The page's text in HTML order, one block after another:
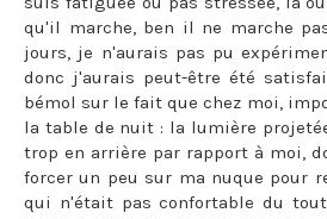
qu'il marche, ben il ne marche
jours, je n'aurais pas pu
donc j'aurais peut-être été
bémol sur le fait que chez moi,
la table de nuit : la lumière
trop en arrière par rapport à moi,
forcer un peu sur ma nuque pour
qui n'était pas confortable du